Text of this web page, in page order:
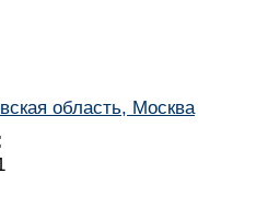
область, Москва